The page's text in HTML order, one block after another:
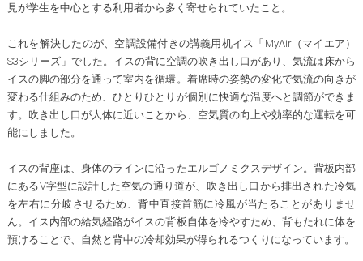
見が学生を中心とする利用者から多く寄せられていたこと。
これを解決したのが、空調設備付きの講義用机イス「MyAir（マイエア）
S3シリーズ」でした。イスの背に空調の吹き出し口があり、気流は床から
イスの脚の部分を通って室内を循環。着席時の姿勢の変化で気流の向きが
変わる仕組みのため、ひとりひとりが個別に快適な温度へと調節ができま
す。吹き出し口が人体に近いことから、空気質の向上や効率的な運転を可
能にしました。
イスの背座は、身体のラインに沿ったエルゴノミクスデザイン。背板内部
にあるV字型に設計した空気の通り道が、吹き出し口から排出された冷気
を左右に分岐させるため、背中直接首筋に冷風が当たることがありませ
ん。イス内部の給気経路がイスの背板自体を冷やすため、背もたれに体を
預けることで、自然と背中の冷却効果が得られるつくりになっています。